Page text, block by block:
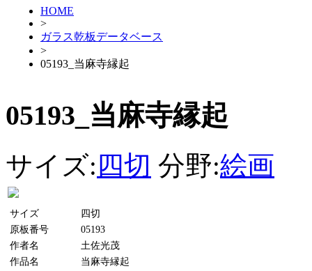
HOME
>
ガラス乾板データベース
>
05193_当麻寺縁起
05193_当麻寺縁起
サイズ: 四切 分野:絵画
サイズ
四切
原板番号
05193
作者名
土佐光茂
作品名
当麻寺縁起